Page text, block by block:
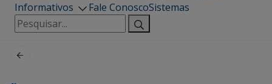
Informativos
Fale ConoscoSistemas
Pesquisar
por: